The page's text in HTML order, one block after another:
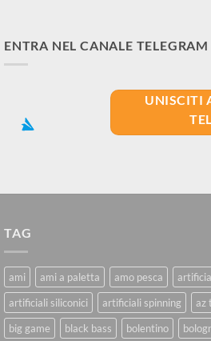
ENTRA NEL CANALE TELEGRAM
UNISCITI
TAG
ami ami a paletta amo pesca
artificiali siliconici
artificiali spinning az
big game
black bass bolentino